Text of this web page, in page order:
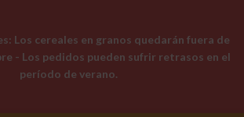
Los cereales en granos quedarán fuera de
- Los pedidos pueden sufrir retrasos en el
período de verano.